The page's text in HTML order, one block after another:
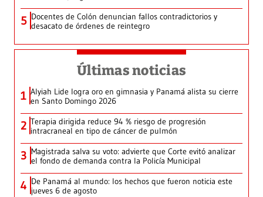
5 Docentes de Colón denuncian fallos contradictorios y
desacato de órdenes de reintegro
Últimas noticias
1 Alyiah Lide logra oro en gimnasia y Panamá alista su cierre
en Santo Domingo 2026
2 Terapia dirigida reduce 94 % riesgo de progresión
intracraneal en tipo de cáncer de pulmón
3 Magistrada salva su voto: advierte que Corte evitó analizar
el fondo de demanda contra la Policía Municipal
4 De Panamá al mundo: los hechos que fueron noticia este
jueves 6 de agosto